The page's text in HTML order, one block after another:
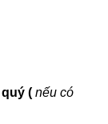
quý ( nếu có